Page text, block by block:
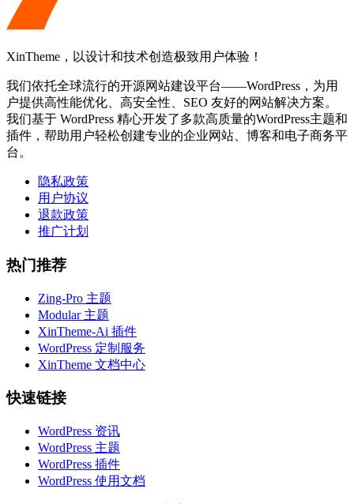
XinTheme，以设计和技术创造极致用户体验！
我们依托全球流行的开源网站建设平台——WordPress，为用
户提供高性能优化、高安全性、SEO 友好的网站解决方案。
我们基于 WordPress 精心开发了多款高质量的WordPress主题和
插件，帮助用户轻松创建专业的企业网站、博客和电子商务平
台。
隐私政策
用户协议
退款政策
推广计划
热门推荐
Zing-Pro 主题
Modular 主题
XinTheme-Ai 插件
WordPress 定制服务
XinTheme 文档中心
快速链接
WordPress 资讯
WordPress 主题
WordPress 插件
WordPress 使用文档